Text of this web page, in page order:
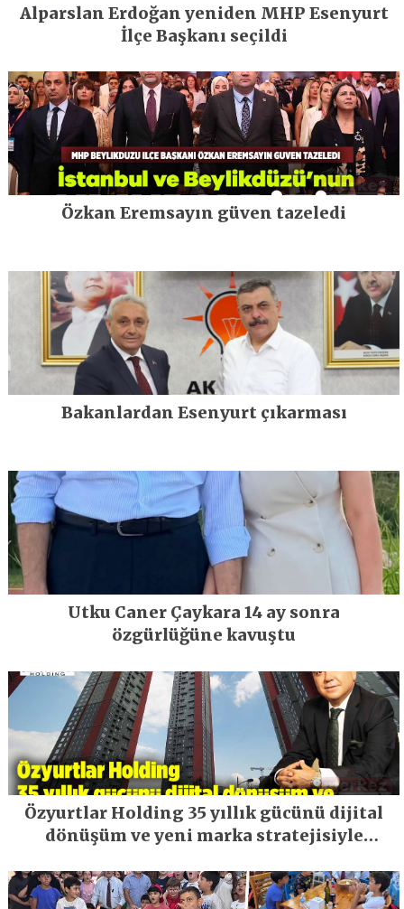
Alparslan Erdoğan yeniden MHP Esenyurt
İlçe Başkanı seçildi
Özkan Eremsayın güven tazeledi
Bakanlardan Esenyurt çıkarması
Utku Caner Çaykara 14 ay sonra
özgürlüğüne kavuştu
Özyurtlar Holding 35 yıllık gücünü dijital
dönüşüm ve yeni marka stratejisiyle